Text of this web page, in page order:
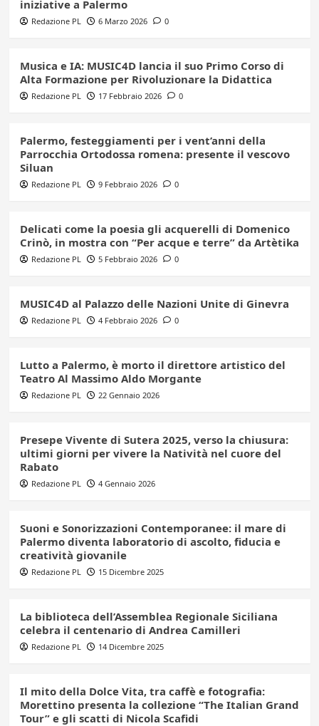
iniziative a Palermo
Redazione PL 6 Marzo 2026 0
Musica e IA: MUSIC4D lancia il suo Primo Corso di
Alta Formazione per Rivoluzionare la Didattica
Redazione PL 17 Febbraio 2026 0
Palermo, festeggiamenti per i vent’anni della
Parrocchia Ortodossa romena: presente il vescovo
Siluan
Redazione PL 9 Febbraio 2026 0
Delicati come la poesia gli acquerelli di Domenico
Crinò, in mostra con “Per acque e terre” da Artètika
Redazione PL 5 Febbraio 2026 0
MUSIC4D al Palazzo delle Nazioni Unite di Ginevra
Redazione PL 4 Febbraio 2026 0
Lutto a Palermo, è morto il direttore artistico del
Teatro Al Massimo Aldo Morgante
Redazione PL 22 Gennaio 2026
Presepe Vivente di Sutera 2025, verso la chiusura:
ultimi giorni per vivere la Natività nel cuore del
Rabato
Redazione PL 4 Gennaio 2026
Suoni e Sonorizzazioni Contemporanee: il mare di
Palermo diventa laboratorio di ascolto, fiducia e
creatività giovanile
Redazione PL 15 Dicembre 2025
La biblioteca dell’Assemblea Regionale Siciliana
celebra il centenario di Andrea Camilleri
Redazione PL 14 Dicembre 2025
Il mito della Dolce Vita, tra caffè e fotografia:
Morettino presenta la collezione “The Italian Grand
Tour” e gli scatti di Nicola Scafidi